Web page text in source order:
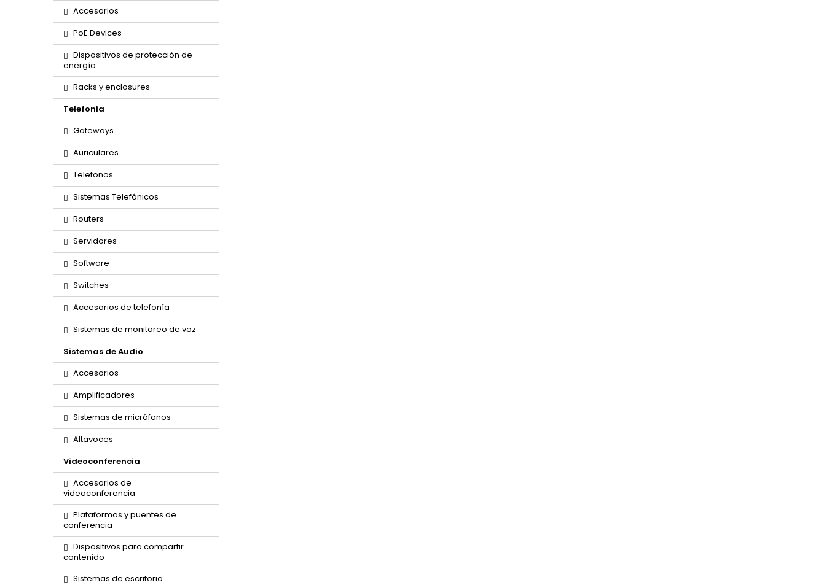
Accesorios
PoE Devices
Dispositivos de protección de
energía
Racks y enclosures
Telefonía
Gateways
Auriculares
Telefonos
Sistemas Telefónicos
Routers
Servidores
Software
Switches
Accesorios de telefonía
Sistemas de monitoreo de voz
Sistemas de Audio
Accesorios
Amplificadores
Sistemas de micrófonos
Altavoces
Videoconferencia
Accesorios de
videoconferencia
Plataformas y puentes de
conferencia
Dispositivos para compartir
contenido
Sistemas de escritorio